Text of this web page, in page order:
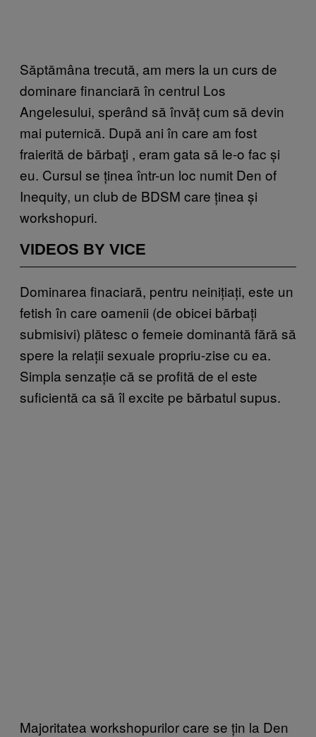
Săptămâna trecută, am mers la un curs de
dominare financiară în centrul Los
Angelesului, sperând să învăț cum să devin
mai puternică. După ani în care am fost
fraierită de bărbaţi , eram gata să le-o fac și
eu. Cursul se ținea într-un loc numit Den of
Inequity, un club de BDSM care ținea și
workshopuri.
VIDEOS BY VICE
Dominarea finaciară, pentru neinițiați, este un
fetish în care oamenii (de obicei bărbați
submisivi) plătesc o femeie dominantă fără să
spere la relații sexuale propriu-zise cu ea.
Simpla senzație că se profită de el este
suficientă ca să îl excite pe bărbatul supus.
Majoritatea workshopurilor care se țin la Den